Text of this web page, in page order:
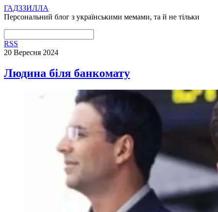
ГАДЗЗИЛЛА
Персональний блог з українськими мемами, та й не тільки
RSS
20 Вересня 2024
Людина біля банкомату